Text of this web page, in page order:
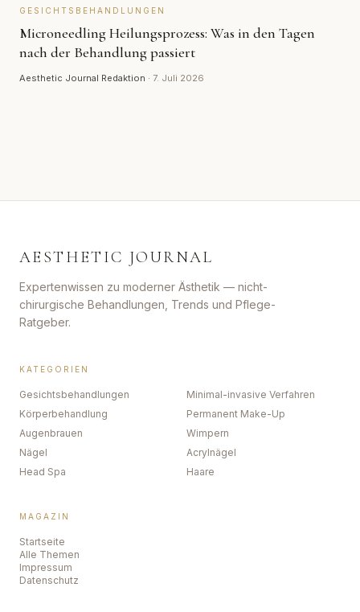
GESICHTSBEHANDLUNGEN
Microneedling Heilungsprozess: Was in den Tagen
nach der Behandlung passiert
Aesthetic Journal Redaktion · 7. Juli 2026
AESTHETIC JOURNAL
Expertenwissen zu moderner Ästhetik — nicht-
chirurgische Behandlungen, Trends und Pflege-
Ratgeber.
KATEGORIEN
Gesichtsbehandlungen
Minimal-invasive Verfahren
Körperbehandlung
Permanent Make-Up
Augenbrauen
Wimpern
Nägel
Acrylnägel
Head Spa
Haare
MAGAZIN
Startseite
Alle Themen
Impressum
Datenschutz